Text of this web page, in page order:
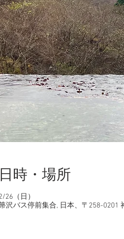
日時・場所
26（日）
沢バス停前集合, 日本、〒258-0201